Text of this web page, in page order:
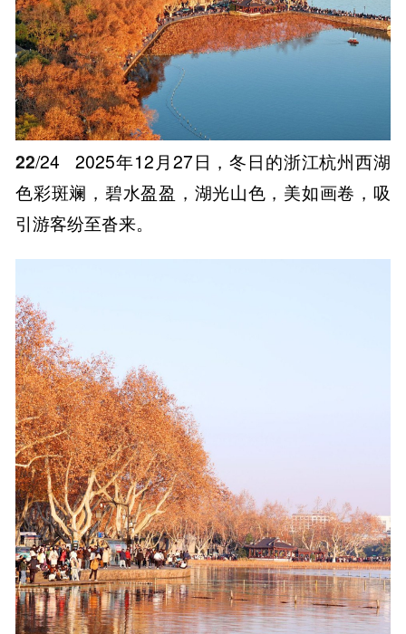
22/24
2025年12月27日，冬日的浙江杭州西湖
色彩斑斓，碧水盈盈，湖光山色，美如画卷，吸
引游客纷至沓来。